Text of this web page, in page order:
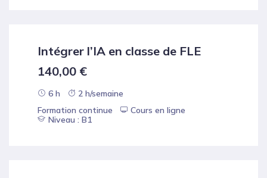
Intégrer l’IA en classe de FLE
140,00 €
6 h
2 h/semaine
Formation continue
Cours en ligne
Niveau : B1